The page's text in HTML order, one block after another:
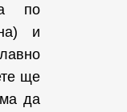
по
и
ще
да